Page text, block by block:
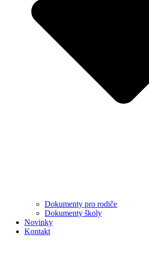
Dokumenty pro rodiče
Dokumenty školy
Novinky
Kontakt